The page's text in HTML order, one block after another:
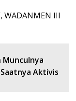
WADANMEN III
Munculnya
Aktivis